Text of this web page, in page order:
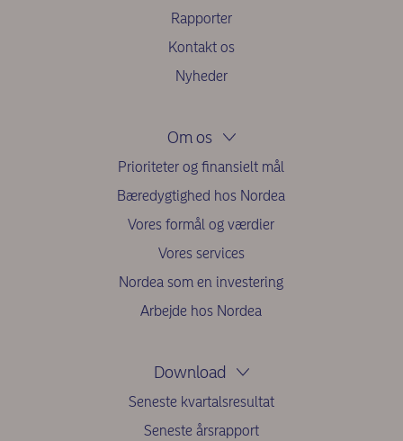
Rapporter
Kontakt os
Nyheder
Om os
Prioriteter og finansielt mål
Bæredygtighed hos Nordea
Vores formål og værdier
Vores services
Nordea som en investering
Arbejde hos Nordea
Download
Seneste kvartalsresultat
Seneste årsrapport